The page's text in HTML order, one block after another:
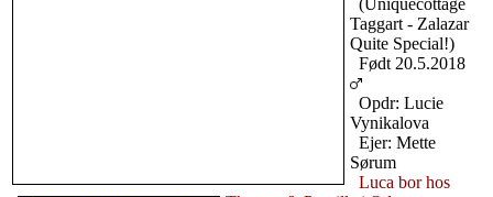
Taggart - Zalazar
Quite Special!)
Født 20.5.2018
Opdr: Lucie
Vynikalova
Ejer: Mette
Sørum
Luca bor hos